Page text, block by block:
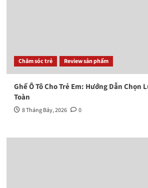
Chăm sóc trẻ Review sản phẩm
Ghế Ô Tô Cho Trẻ Em: Hướng Dẫn Chọn
Toàn
8 Tháng Bảy, 2026 0